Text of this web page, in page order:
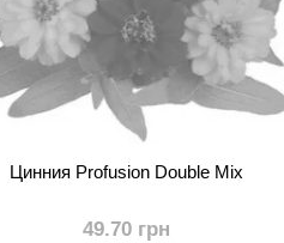
Цинния Profusion Double Mix
49.70 грн